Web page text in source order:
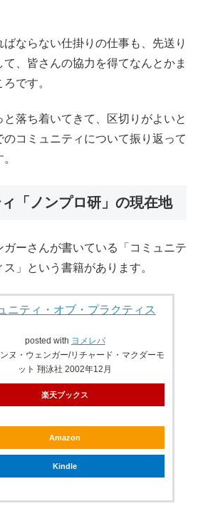
ならない仕掛りの仕事も、先送り
、皆さんの協力を得てなんとかま
です。
落ち着いてきて、区切りがよいと
のコミュニティについて振り返って
「ノンプロ研」の現在地
ーさんが書いている「コミュニテ
」という書籍があります。
ニティ・オブ・プラクティス
posted with ヨメレバ
ヌ・ウェンガー/リチャード・マクダーモ
ット 翔泳社 2002年12月
楽天ブックス
Amazon
Kindle